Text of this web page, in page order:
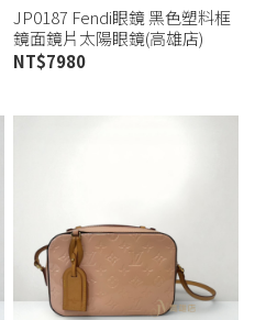
JP0187 Fendi眼鏡 黑色塑料框
鏡面鏡片太陽眼鏡(高雄店)
NT$7980